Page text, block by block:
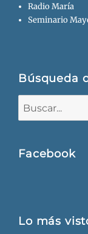
Radio María
Seminario
Búsqueda
Facebook
Lo más